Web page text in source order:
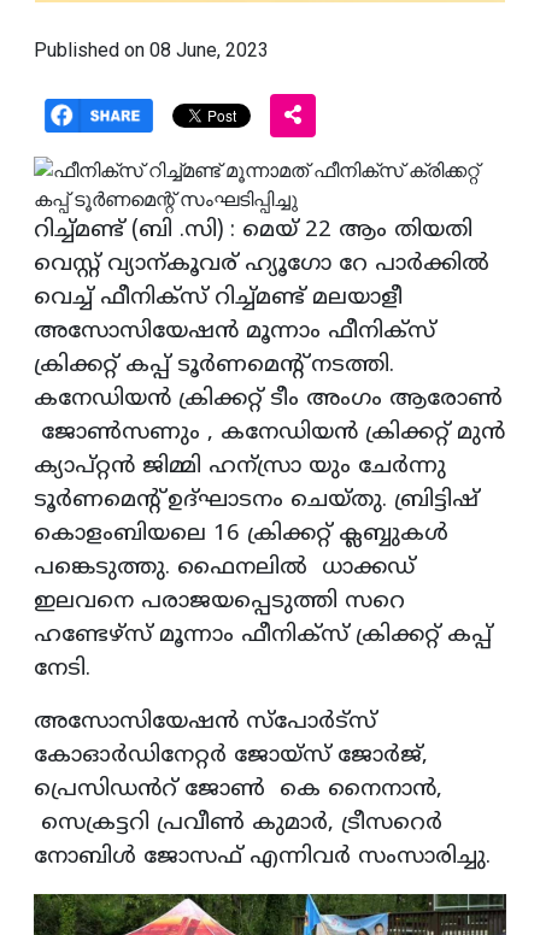
Published on 08 June, 2023
റിച്ച്മണ്ട് (ബി .സി) : മെയ് 22 ആം തിയതി
വെസ്റ്റ് വ്യാന്കൂവര് ഹ്യൂഗോ റേ പാർക്കിൽ
വെച്ച് ഫീനിക്സ് റിച്ച്മണ്ട് മലയാളീ
അസോസിയേഷൻ മൂന്നാം ഫീനിക്സ്
ക്രിക്കറ്റ് കപ്പ് ടൂർണമെന്റ് നടത്തി.
കനേഡിയൻ ക്രിക്കറ്റ് ടീം അംഗം ആരോൺ
ജോൺസണും , കനേഡിയൻ ക്രിക്കറ്റ് മുൻ
ക്യാപ്റ്റൻ ജിമ്മി ഹന്സ്രാ യും ചേർന്നു
ടൂർണമെന്റ് ഉദ്ഘാടനം ചെയ്തു. ബ്രിട്ടിഷ്
കൊളംബിയലെ 16 ക്രിക്കറ്റ് ക്ലബ്ബുകൾ
പങ്കെടുത്തു. ഫൈനലിൽ ധാക്കഡ്
ഇലവനെ പരാജയപ്പെടുത്തി സറെ
ഹണ്ടേഴ്സ് മൂന്നാം ഫീനിക്സ് ക്രിക്കറ്റ് കപ്പ്
നേടി.
അസോസിയേഷൻ സ്പോർട്സ്
കോഓർഡിനേറ്റർ ജോയ്‌സ് ജോർജ്,
പ്രെസിഡൻറ് ജോൺ കെ നൈനാൻ,
സെക്രട്ടറി പ്രവീൺ കുമാർ, ട്രീസറെർ
നോബിൾ ജോസഫ് എന്നിവർ സംസാരിച്ചു.